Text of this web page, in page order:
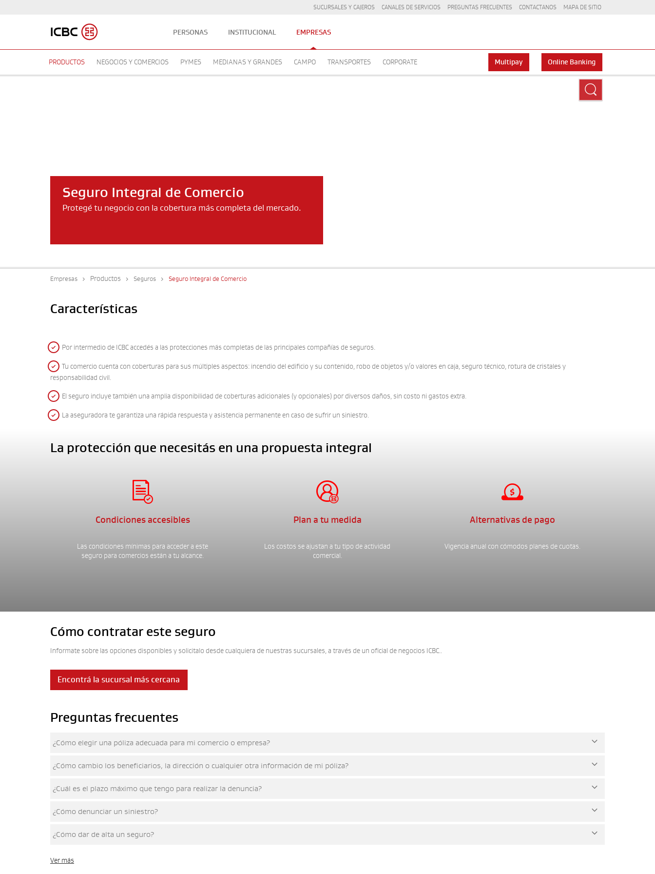
SUCURSALES Y CAJEROS CANALES DE SERVICIOS PREGUNTAS FRECUENTES CONTACTANOS MAPA DE SITIO
PERSONAS INSTITUCIONAL EMPRESAS
PRODUCTOS NEGOCIOS Y COMERCIOS PYMES MEDIANAS Y GRANDES CAMPO TRANSPORTES CORPORATE Multipay Online Banking
Seguro Integral de Comercio
Protegé tu negocio con la cobertura más completa del mercado.
Empresas Productos Seguros Seguro Integral de Comercio
Características
Por intermedio de ICBC accedés a las protecciones más completas de las principales compañías de seguros.
Tu comercio cuenta con coberturas para sus múltiples aspectos: incendio del edificio y su contenido, robo de objetos y/o valores en caja, seguro técnico, rotura de cristales y
responsabilidad civil.
El seguro incluye también una amplia disponibilidad de coberturas adicionales (y opcionales) por diversos daños, sin costo ni gastos extra.
La aseguradora te garantiza una rápida respuesta y asistencia permanente en caso de sufrir un siniestro.
La protección que necesitás en una propuesta integral

Condiciones accesibles
Las condiciones mínimas para acceder a este
seguro para comercios están a tu alcance.

Plan a tu medida
Los costos se ajustan a tu tipo de actividad
comercial.

Alternativas de pago
Vigencia anual con cómodos planes de cuotas.
Cómo contratar este seguro
Informate sobre las opciones disponibles y solicitalo desde cualquiera de nuestras sucursales, a través de un oficial de negocios ICBC..
Encontrá la sucursal más cercana
Preguntas frecuentes
¿Cómo elegir una póliza adecuada para mi comercio o empresa?
¿Cómo cambio los beneficiarios, la dirección o cualquier otra información de mi póliza?
¿Cuál es el plazo máximo que tengo para realizar la denuncia?
¿Cómo denunciar un siniestro?
¿Cómo dar de alta un seguro?
Ver más